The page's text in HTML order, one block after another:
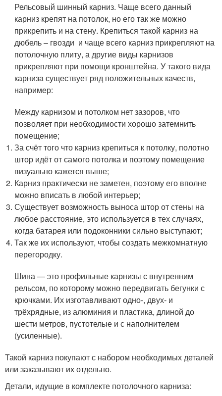
Рельсовый шинный карниз. Чаще всего данный
карниз крепят на потолок, но его так же можно
прикрепить и на стену. Крепиться такой карниз на
дюбель – гвозди и чаще всего карниз прикрепляют на
потолочную плиту, а другие виды карнизов
прикрепляют при помощи кронштейна. У такого вида
карниза существует ряд положительных качеств,
например:
Между карнизом и потолком нет зазоров, что
позволяет при необходимости хорошо затемнить
помещение;
За счёт того что карниз крепиться к потолку, полотно
штор идёт от самого потолка и поэтому помещение
визуально кажется выше;
Карниз практически не заметен, поэтому его вполне
можно вписать в любой интерьер;
Существует возможность выноса штор от стены на
любое расстояние, это используется в тех случаях,
когда батарея или подоконники сильно выступают;
Так же их используют, чтобы создать межкомнатную
перегородку.
Шина — это профильные карнизы с внутренним
рельсом, по которому можно передвигать бегунки с
крючками. Их изготавливают одно-, двух- и
трёхрядные, из алюминия и пластика, длиной до
шести метров, пустотелые и с наполнителем
(усиленные).
Такой карниз покупают с набором необходимых деталей
или заказывают их отдельно.
Детали, идущие в комплекте потолочного карниза: